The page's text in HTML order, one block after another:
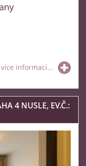
více informací...
4 NUSLE, EV.Č.: